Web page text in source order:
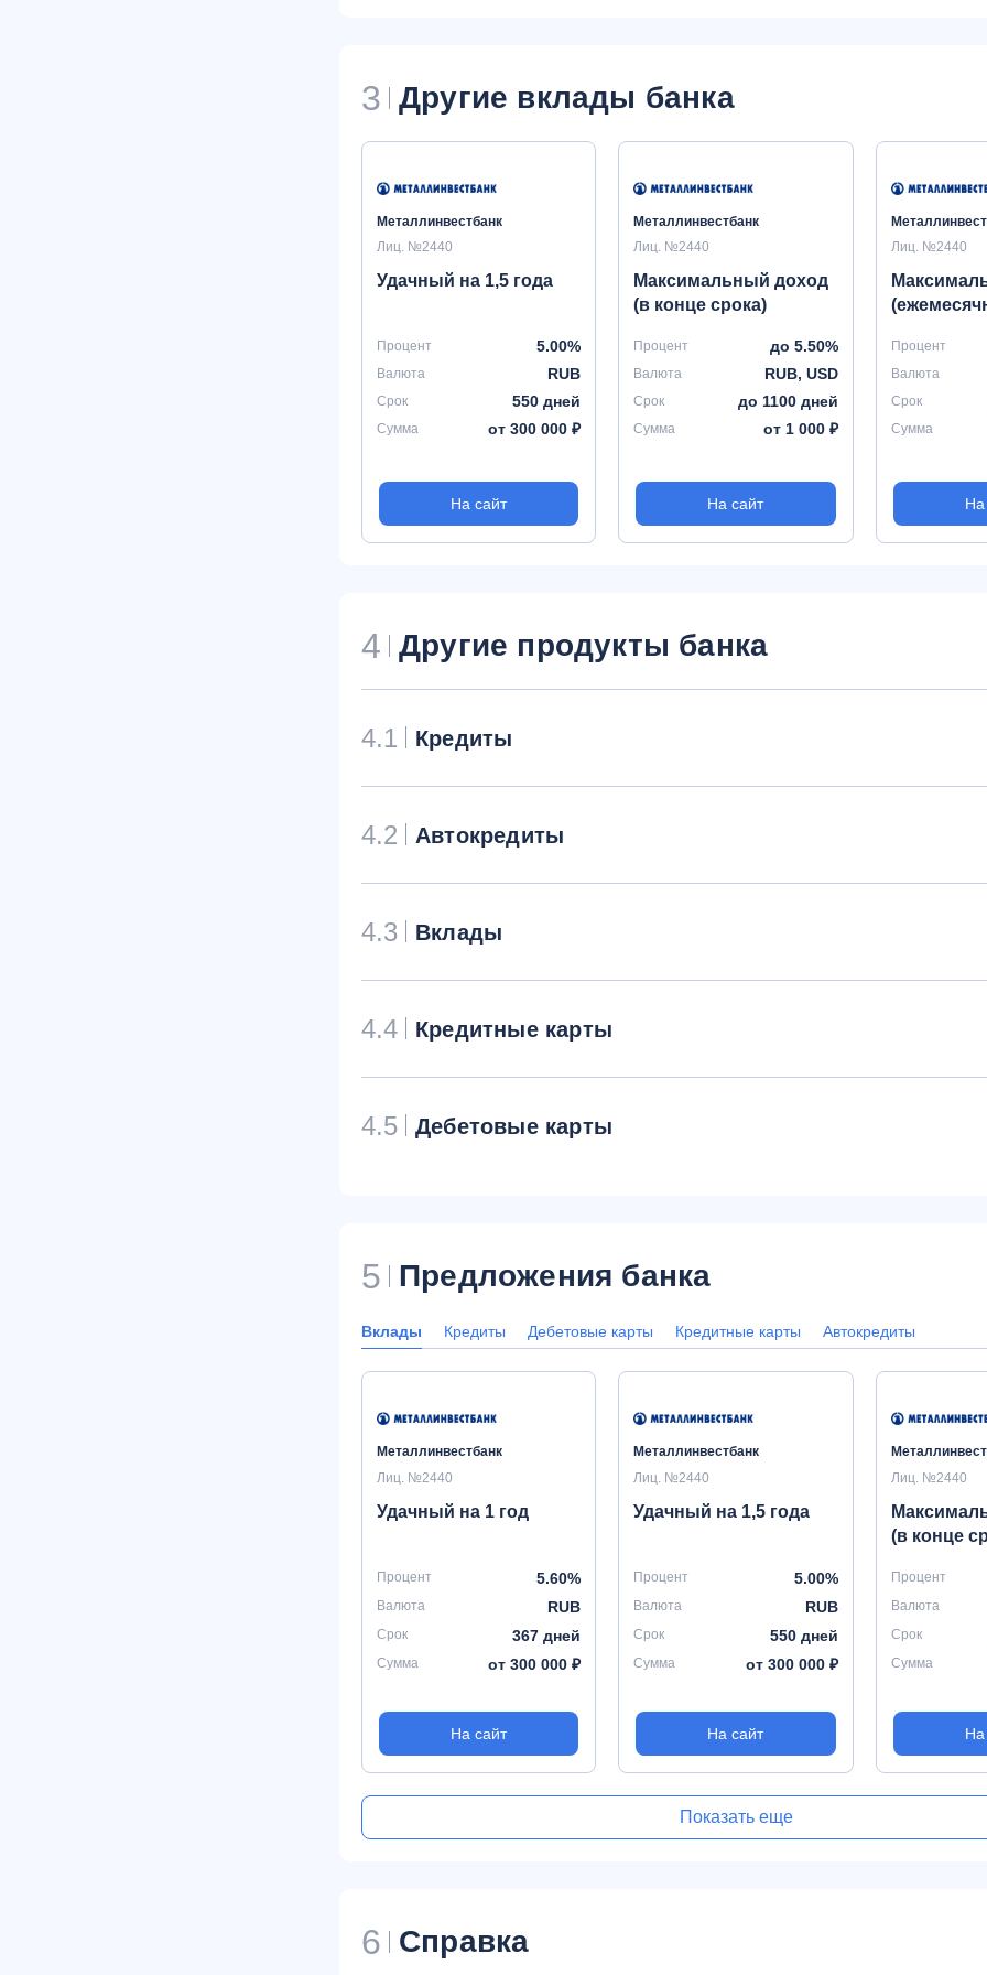
3 Другие вклады банка
Металлинвестбанк
Лиц. №2440
Удачный на 1,5 года
Процент 5.00%
Валюта RUB
Срок 550 дней
Сумма от 300 000 ₽
На сайт
Металлинвестбанк
Лиц. №2440
Максимальный доход
(в конце срока)
Процент до 5.50%
Валюта RUB, USD
Срок до 1100 дней
Сумма от 1 000 ₽
На сайт
Лиц. №2440
Процент
Валюта
Срок
Сумма
На
4 Другие продукты банка
4.1 Кредиты
4.2 Автокредиты
4.3 Вклады
4.4 Кредитные карты
4.5 Дебетовые карты
5 Предложения банка
Вклады Кредиты Дебетовые карты Кредитные карты Автокредиты
Металлинвестбанк
Лиц. №2440
Удачный на 1 год
Процент 5.60%
Валюта RUB
Срок 367 дней
Сумма от 300 000 ₽
На сайт
Металлинвестбанк
Лиц. №2440
Удачный на 1,5 года
Процент 5.00%
Валюта RUB
Срок 550 дней
Сумма от 300 000 ₽
На сайт
Лиц. №2440
(в конце
Процент
Валюта
Срок
Сумма
На
Показать еще
6 Справка